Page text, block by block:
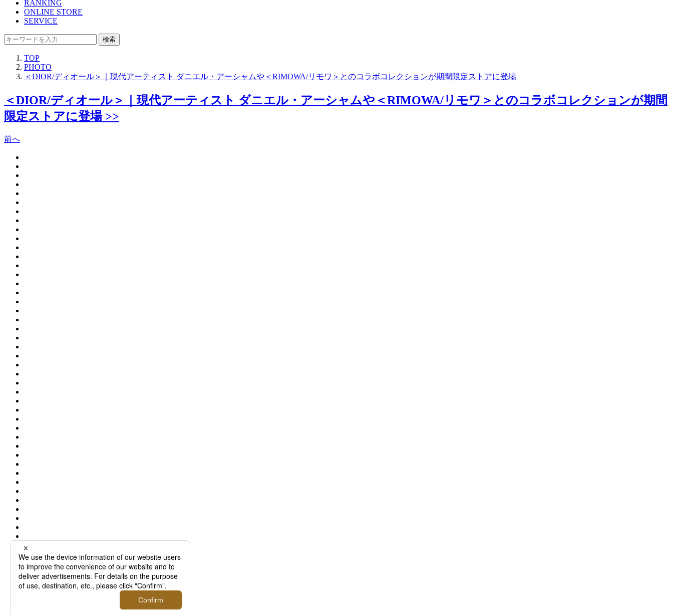
RANKING
ONLINE STORE
SERVICE
検索
TOP
PHOTO
＜DIOR/ディオール＞｜現代アーティスト ダニエル・アーシャムや＜RIMOWA/リモワ＞とのコラボコレクションが期間限定ストアに登場
＜DIOR/ディオール＞｜現代アーティスト ダニエル・アーシャムや＜RIMOWA/リモワ＞とのコラボコレクションが期間
限定ストアに登場 >>
前へ